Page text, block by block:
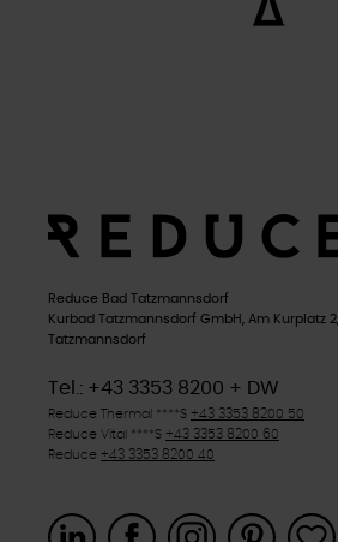
Reduce Bad Tatzmannsdorf
Kurbad Tatzmannsdorf GmbH, Am Kurplatz 2,
Tatzmannsdorf
Tel.: +43 3353 8200 + DW
Reduce Thermal ****S +43 3353 8200 50
Reduce Vital ****S +43 3353 8200 60
Reduce +43 3353 8200 40